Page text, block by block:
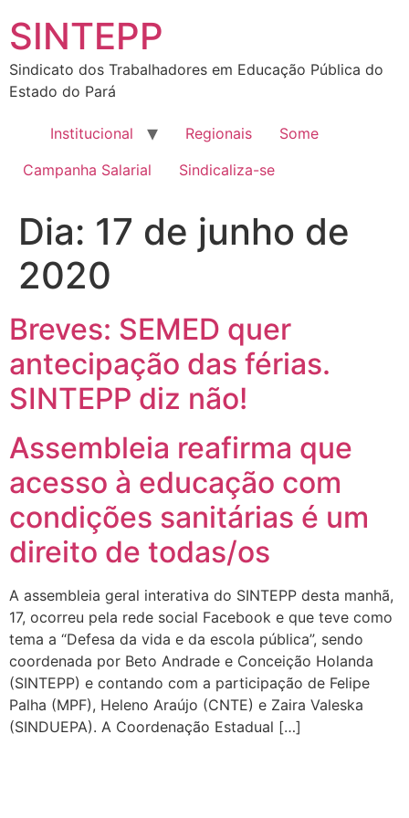
SINTEPP
Sindicato dos Trabalhadores em Educação Pública do
Estado do Pará
Institucional Regionais
Some
Campanha Salarial
Sindicaliza-se
Dia: 17 de junho de
2020
Breves: SEMED quer
antecipação das férias.
SINTEPP diz não!
Assembleia reafirma que
acesso à educação com
condições sanitárias é um
direito de todas/os
A assembleia geral interativa do SINTEPP desta manhã,
17, ocorreu pela rede social Facebook e que teve como
tema a “Defesa da vida e da escola pública”, sendo
coordenada por Beto Andrade e Conceição Holanda
(SINTEPP) e contando com a participação de Felipe
Palha (MPF), Heleno Araújo (CNTE) e Zaira Valeska
(SINDUEPA). A Coordenação Estadual […]